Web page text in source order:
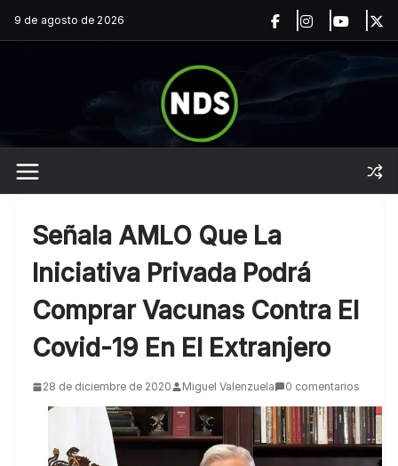
Saltar
al
9 de agosto de 2026
Señala AMLO Que La
Iniciativa Privada Podrá
Comprar Vacunas Contra El
Covid-19 En El Extranjero
28 de diciembre de 2020 Miguel Valenzuela 0 comentarios